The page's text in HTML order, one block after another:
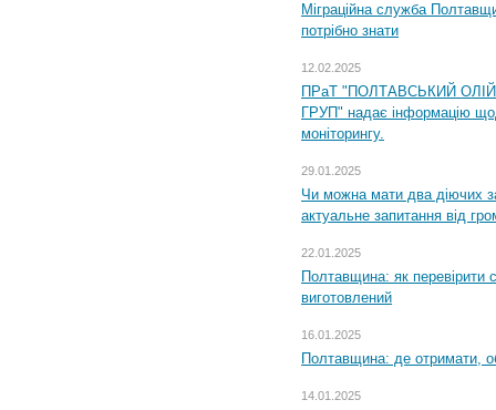
Міграційна служба
потрібно знати
12.02.2025
ПРаТ "ПОЛТАВСЬКИЙ
ГРУП" надає інформацію
моніторингу.
29.01.2025
Чи можна мати два діючих
актуальне запитання від
22.01.2025
Полтавщина: як перевірити
виготовлений
16.01.2025
Полтавщина: де отримати,
14.01.2025